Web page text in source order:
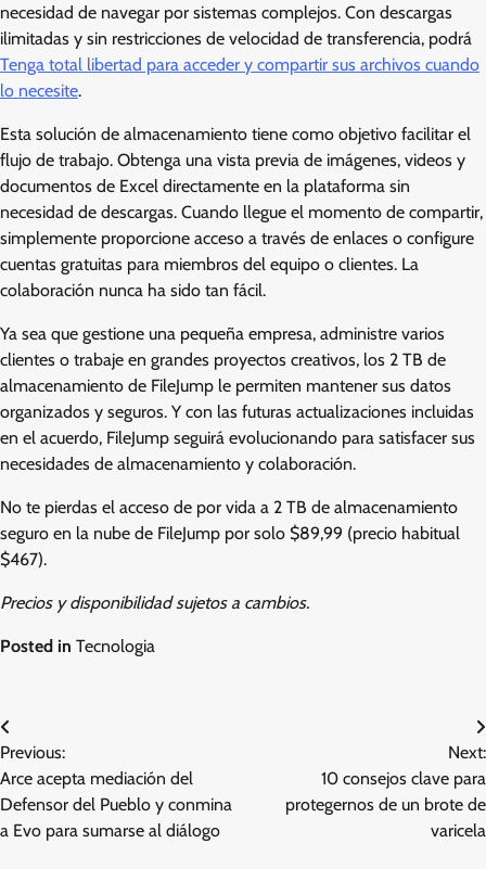
necesidad de navegar por sistemas complejos. Con descargas
ilimitadas y sin restricciones de velocidad de transferencia, podrá
Tenga total libertad para acceder y compartir sus archivos cuando
lo necesite.
Esta solución de almacenamiento tiene como objetivo facilitar el
flujo de trabajo. Obtenga una vista previa de imágenes, videos y
documentos de Excel directamente en la plataforma sin
necesidad de descargas. Cuando llegue el momento de compartir,
simplemente proporcione acceso a través de enlaces o configure
cuentas gratuitas para miembros del equipo o clientes. La
colaboración nunca ha sido tan fácil.
Ya sea que gestione una pequeña empresa, administre varios
clientes o trabaje en grandes proyectos creativos, los 2 TB de
almacenamiento de FileJump le permiten mantener sus datos
organizados y seguros. Y con las futuras actualizaciones incluidas
en el acuerdo, FileJump seguirá evolucionando para satisfacer sus
necesidades de almacenamiento y colaboración.
No te pierdas el acceso de por vida a 2 TB de almacenamiento
seguro en la nube de FileJump por solo $89,99 (precio habitual
$467).
Precios y disponibilidad sujetos a cambios.
Posted in Tecnologia
Post
navigation
Previous:
Arce acepta mediación del
Defensor del Pueblo y conmina
a Evo para sumarse al diálogo
Next:
10 consejos clave para
protegernos de un brote de
varicela